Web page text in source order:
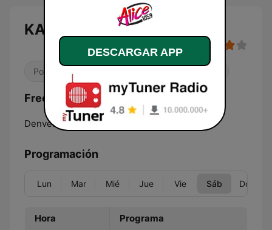
KALC Alice 105.9 FM
Pop / Top 40
Frecuencias KALC Alice 105.9 FM:
Denver: 105.9 FM
Programación
Lun Mar Mié Jue Vie Sáb Dom
Hora Programa
DESCARGAR APP